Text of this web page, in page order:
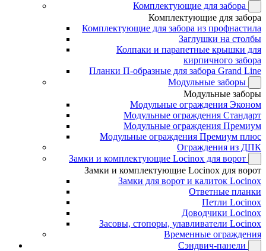
Комплектующие для забора
Комплектующие для забора
Комплектующие для забора из профнастила
Заглушки на столбы
Колпаки и парапетные крышки для
кирпичного забора
Планки П-образные для забора Grand Line
Модульные заборы
Модульные заборы
Модульные ограждения Эконом
Модульные ограждения Стандарт
Модульные ограждения Премиум
Модульные ограждения Премиум плюс
Ограждения из ДПК
Замки и комплектующие Locinox для ворот
Замки и комплектующие Locinox для ворот
Замки для ворот и калиток Locinox
Ответные планки
Петли Locinox
Доводчики Locinox
Засовы, стопоры, улавливатели Locinox
Временные ограждения
Сэндвич-панели